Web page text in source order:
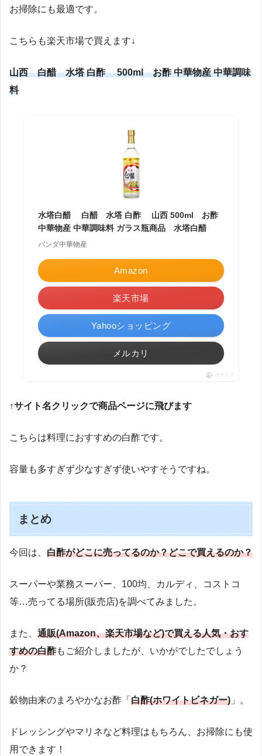
お掃除にも最適です。
こちらも楽天市場で買えます↓
山西 白醋 水塔 白酢 500ml お酢 中華物産 中華調味
料
水塔白醋 白醋 水塔 白酢 山西 500ml お酢
中華物産 中華調味料 ガラス瓶商品 水塔白醋
パンダ中華物産
Amazon
楽天市場
Yahooショッピング
メルカリ
ポチップ
↑サイト名クリックで商品ページに飛びます
こちらは料理におすすめの白酢です。
容量も多すぎず少なすぎず使いやすそうですね。
まとめ
今回は、 白酢がどこに売ってるのか？どこで買えるのか？
スーパーや業務スーパー、100均、カルディ、コストコ
等…売ってる場所(販売店)を調べてみました。
また、 通販(Amazon、楽天市場など)で買える人気・おす
すめの白酢もご紹介しましたが、いかがでしたでしょう
か？
穀物由来のまろやかなお酢「 白酢(ホワイトビネガー) 」。
ドレッシングやマリネなど料理はもちろん、お掃除にも使
用できます！